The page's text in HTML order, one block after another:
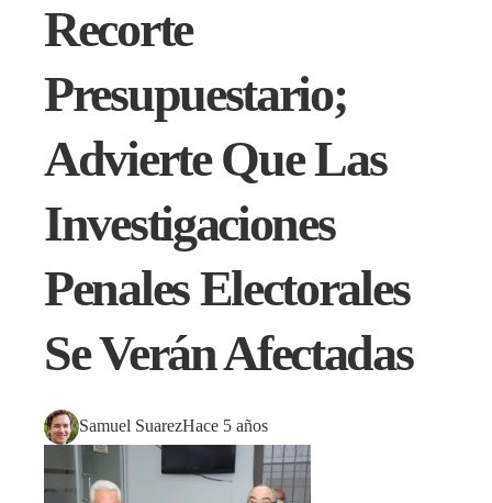
Recorte
Presupuestario;
Advierte Que Las
Investigaciones
Penales Electorales
Se Verán Afectadas
Samuel SuarezHace 5 años